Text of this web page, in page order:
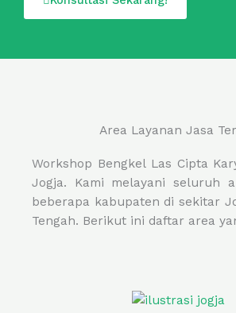
Area Layanan Jasa
Workshop Bengkel Las Cipta
Jogja. Kami melayani seluruh
beberapa kabupaten di sekitar
Tengah. Berikut ini daftar area